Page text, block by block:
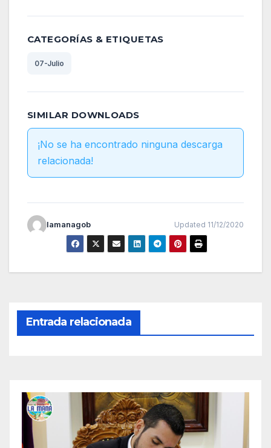
CATEGORÍAS & ETIQUETAS
07-Julio
SIMILAR DOWNLOADS
¡No se ha encontrado ninguna descarga
relacionada!
lamanagob Updated 11/12/2020
Entrada relacionada